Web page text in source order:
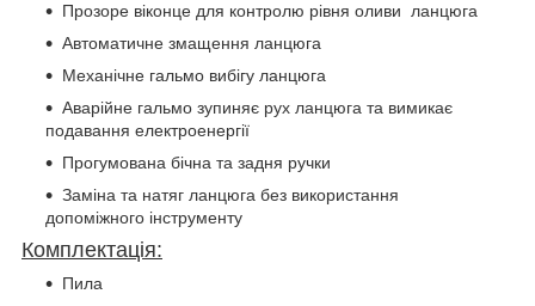
Прозоре віконце для контролю рівня оливи ланцюга
Автоматичне змащення ланцюга
Механічне гальмо вибігу ланцюга
Аварійне гальмо зупиняє рух ланцюга та вимикає
подавання електроенергії
Прогумована бічна та задня ручки
Заміна та натяг ланцюга без використання
допоміжного інструменту
Комплектація:
Пила